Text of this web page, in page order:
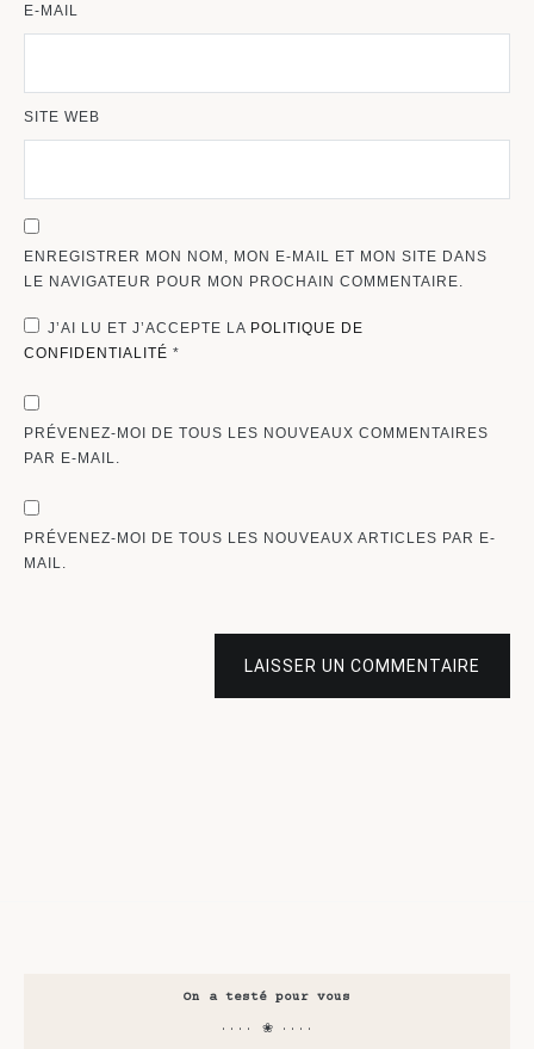
E-MAIL
SITE WEB
ENREGISTRER MON NOM, MON E-MAIL ET MON SITE DANS
LE NAVIGATEUR POUR MON PROCHAIN COMMENTAIRE.
J’AI LU ET J’ACCEPTE LA POLITIQUE DE
CONFIDENTIALITÉ *
PRÉVENEZ-MOI DE TOUS LES NOUVEAUX COMMENTAIRES
PAR E-MAIL.
PRÉVENEZ-MOI DE TOUS LES NOUVEAUX ARTICLES PAR E-
MAIL.
LAISSER UN COMMENTAIRE
On a testé pour vous
···· ❀ ····